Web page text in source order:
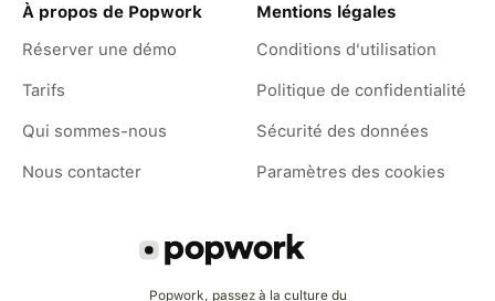
Popwork, passez à la culture du
À propos de Popwork
Réserver une démo
Tarifs
Qui sommes-nous
Nous contacter
Mentions légales
Conditions d'utilisation
Politique de confidentialité
Sécurité des données
Paramètres des cookies